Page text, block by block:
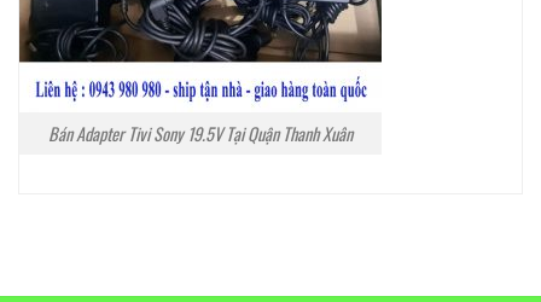
Bán Adapter Tivi Sony 19.5V Tại Quận Thanh Xuân